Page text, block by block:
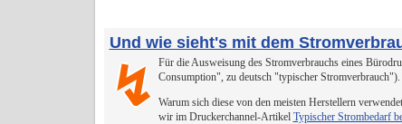
Und wie sieht's mit dem
↯
Für die Ausweisung des Stromverbrauchs eines
Consumption", zu deutsch "typischer
Warum sich diese von den meisten Herstellern
wir im Druckerchannel-Artikel Typischer Strombedarf